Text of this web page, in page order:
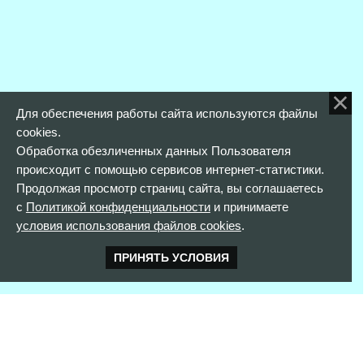
Для обеспечения работы сайта используются файлы
cookies.
Обработка обезличенных данных Пользователя
происходит с помощью сервисов интернет-статистики.
Продолжая просмотр страниц сайта, вы соглашаетесь
с Политикой конфиденциальностии принимаете
условия использования файлов cookies.
ПРИНЯТЬ УСЛОВИЯ